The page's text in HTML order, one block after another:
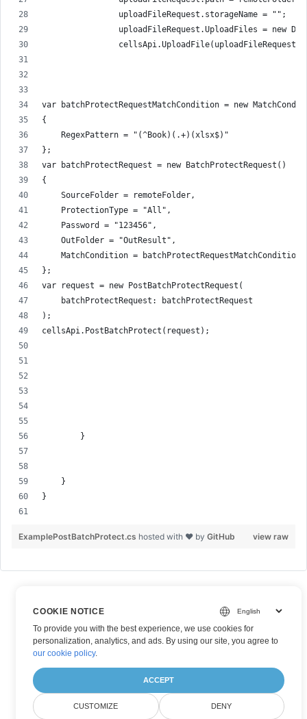
                uploadFileRequest.storageName = "";
uploadFileRequest.UploadFiles = new
                cellsApi.UploadFile(uploadFileRequest);
var batchProtectRequestMatchCondition = new
{
    RegexPattern = "(^Book)(.+)(xlsx$)"
};
var batchProtectRequest = new BatchProtectRequest()
{
    SourceFolder = remoteFolder,
    ProtectionType = "All",
    Password = "123456",
    OutFolder = "OutResult",
    MatchCondition = batchProtectRequestMatchCondition
};
var request = new PostBatchProtectRequest(
    batchProtectRequest: batchProtectRequest
);
cellsApi.PostBatchProtect(request);
        }
    }
}
view raw
ExamplePostBatchProtect.cs hosted with ❤ by GitHub
COOKIE NOTICE
To provide you with the best experience, we use cookies for
personalization, analytics, and ads. By using our site, you agree to
our cookie policy.
ACCEPT
CUSTOMIZE DENY